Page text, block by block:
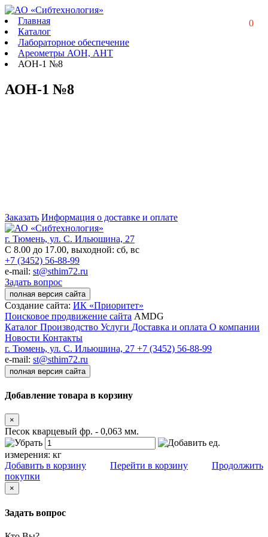
0
Главная
Каталог
Лабораторное обеспечение
Ареометры АОН, АНТ
АОН-1 №8
АОН-1 №8
Заказать Информация о доставке и оплате
г. Тюмень, ул. С. Ильюшина, 27
С 8.00 до 17.00, выходной: сб, вс
+7 (3452) 56-88-99
e-mail: st@sthim72.ru
Задать вопрос
полная версия сайта
Создание сайта: ИК «Приоритет»
Поисковое продвижение сайта AMDG
Каталог Производство Услуги Доставка и оплата О компании
Новости Контакты
г. Тюмень, ул. С. Ильюшина, 27 +7 (3452) 56-88-99
e-mail: st@sthim72.ru
полная версия сайта
Добавление товара в корзину
×
Песок кварцевый фр. - 0,063 мм.
ед.
измерения: кг
Добавить в корзину
Перейти в корзину
Продолжить
покупки
×
Задать вопрос